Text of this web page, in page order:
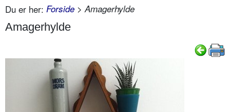
Du er her: Forside > Amagerhylde
Amagerhylde